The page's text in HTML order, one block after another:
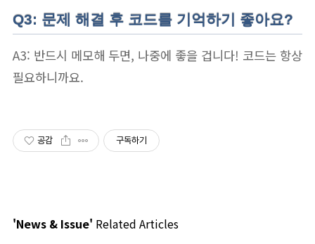
Q3: 문제 해결 후 코드를 기억하기 좋아요?
A3: 반드시 메모해 두면, 나중에 좋을 겁니다! 코드는 항상
필요하니까요.
공감 구독하기
'News & Issue' Related Articles